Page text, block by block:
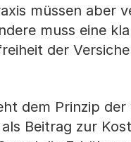
müssen aber
muss eine
der
dem Prinzip
Beitrag zur